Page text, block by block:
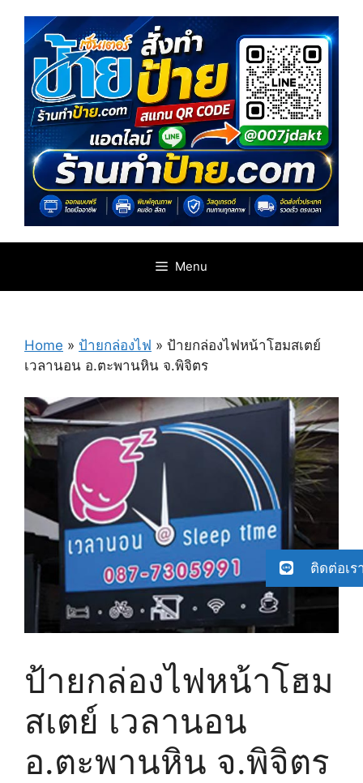
content
Menu
Home » ป้ายกล่องไฟ » ป้ายกล่องไฟหน้าโฮมสเตย์
เวลานอน อ.ตะพานหิน จ.พิจิตร
ป้ายกล่องไฟหน้าโฮม
สเตย์ เวลานอน
อ.ตะพานหิน จ.พิจิตร
ติดต่อเร